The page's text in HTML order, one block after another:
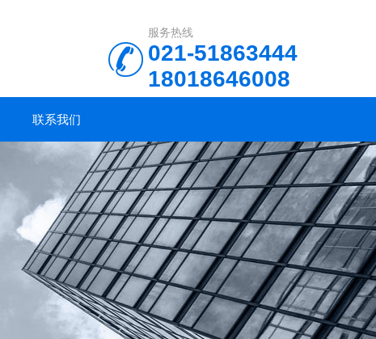
服务热线
021-51863444
18018646008
联系我们